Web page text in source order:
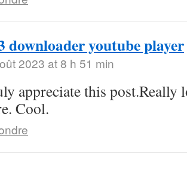
downloader youtube player
2023 at 8 h 51 min
appreciate this post.Really
Cool.